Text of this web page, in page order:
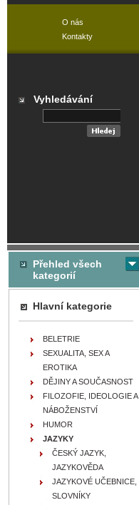
Přehled všech
kategorií
Hlavní kategorie
BELETRIE
SEXUALITA, SEX A
EROTIKA
DĚJINY A SOUČASNOST
FILOZOFIE, IDEOLOGIE A
NÁBOŽENSTVÍ
HUMOR
JAZYKY
ČESKÝ JAZYK,
JAZYKOVĚDA
JAZYKOVÉ UČEBNICE,
SLOVNÍKY
O nás
Kontakty
Vyhledávání